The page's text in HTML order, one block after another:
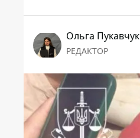
Ольга Пукавчук
РЕДАКТОР